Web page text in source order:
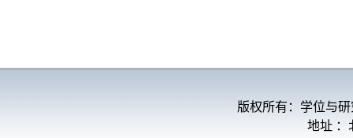
版权所有：学位与
地址 ：